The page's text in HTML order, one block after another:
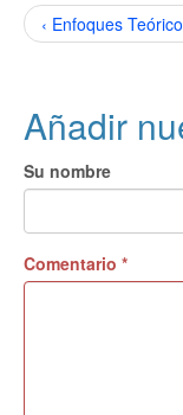
‹ Enfoques
Añadir
Su nombre
Comentario *